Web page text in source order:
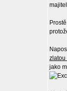
jako